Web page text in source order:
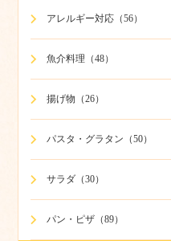
アレルギー対応（56）
魚介料理（48）
揚げ物（26）
パスタ・グラタン（50）
サラダ（30）
パン・ピザ（89）